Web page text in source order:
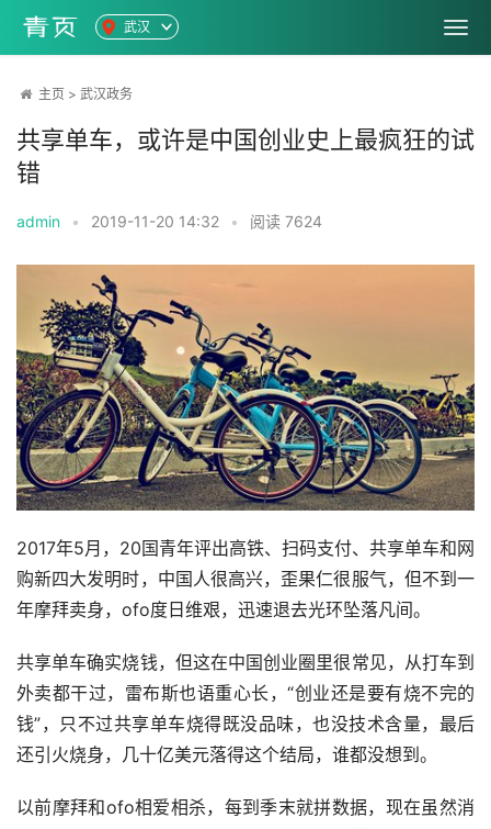
武汉
主页 > 武汉政务
共享单车，或许是中国创业史上最疯狂的试
错
admin • 2019-11-20 14:32 • 阅读 7624
2017年5月，20国青年评出高铁、扫码支付、共享单车和网
购新四大发明时，中国人很高兴，歪果仁很服气，但不到一
年摩拜卖身，ofo度日维艰，迅速退去光环坠落凡间。
共享单车确实烧钱，但这在中国创业圈里很常见，从打车到
外卖都干过，雷布斯也语重心长，“创业还是要有烧不完的
钱”，只不过共享单车烧得既没品味，也没技术含量，最后
还引火烧身，几十亿美元落得这个结局，谁都没想到。
以前摩拜和ofo相爱相杀，每到季末就拼数据，现在虽然消